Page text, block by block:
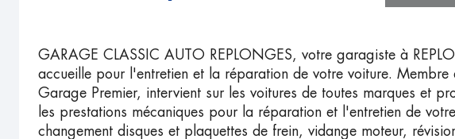
GARAGE CLASSIC AUTO REPLONGES, votre garagiste à
accueille pour l'entretien et la réparation de votre voiture. Membre
Garage Premier, intervient sur les voitures de toutes marques et
les prestations mécaniques pour la réparation et l'entretien de
changement disques et plaquettes de frein, vidange moteur,